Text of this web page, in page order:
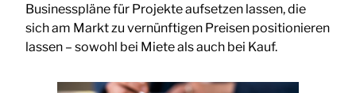
Businesspläne für Projekte aufsetzen lassen, die
sich am Markt zu vernünftigen Preisen positionieren
lassen – sowohl bei Miete als auch bei Kauf.